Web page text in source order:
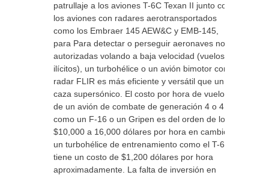
patrullaje a los aviones T-6C Texan II junto con
los aviones con radares aerotransportados
como los Embraer 145 AEW&C y EMB-145,
para Para detectar o perseguir aeronaves no
autorizadas volando a baja velocidad (vuelos
ilícitos), un turbohélice o un avión bimotor con
radar FLIR es más eficiente y versátil que un
caza supersónico. El costo por hora de vuelo
de un avión de combate de generación 4 o 4.5
como un F-16 o un Gripen es del orden de los
$10,000 a 16,000 dólares por hora en cambio
un turbohélice de entrenamiento como el T-6C
tiene un costo de $1,200 dólares por hora
aproximadamente. La falta de inversión en